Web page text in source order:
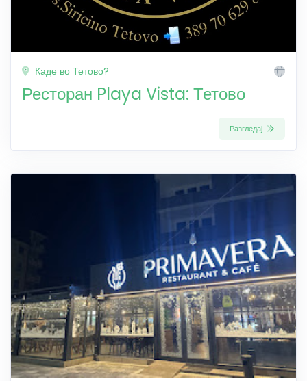
Каде во Тетово?
Ресторан Playa Vista: Тетово
Разгледај